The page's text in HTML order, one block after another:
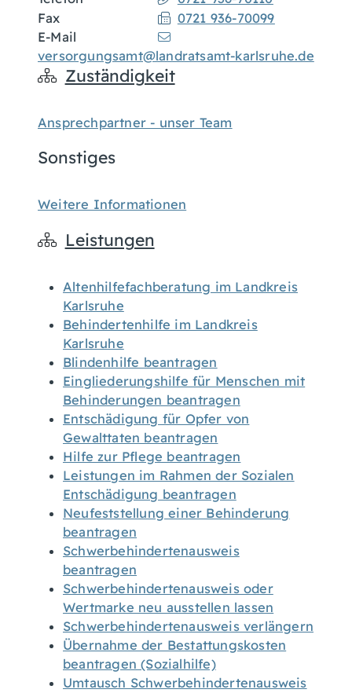
Fax
0721 936-70099
E-Mail
versorgungsamt@landratsamt-karlsruhe.de
Zuständigkeit
Ansprechpartner - unser Team
Sonstiges
Weitere Informationen
Leistungen
Altenhilfefachberatung im Landkreis
Karlsruhe
Behindertenhilfe im Landkreis
Karlsruhe
Blindenhilfe beantragen
Eingliederungshilfe für Menschen mit
Behinderungen beantragen
Entschädigung für Opfer von
Gewalttaten beantragen
Hilfe zur Pflege beantragen
Leistungen im Rahmen der Sozialen
Entschädigung beantragen
Neufeststellung einer Behinderung
beantragen
Schwerbehindertenausweis
beantragen
Schwerbehindertenausweis oder
Wertmarke neu ausstellen lassen
Schwerbehindertenausweis verlängern
Übernahme der Bestattungskosten
beantragen (Sozialhilfe)
Umtausch Schwerbehindertenausweis